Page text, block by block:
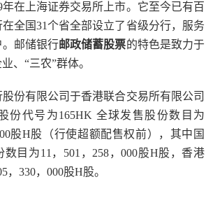
年在上海证券交易所上市。它至今已有百
全国31个省全部设立了省级分行，服务
邮储银行邮政储蓄股票的特色是致力于
、“三农”群体。
份有限公司于香港联合交易所有限公司
份代号为165HK 全球发售股份数目为
股H股（行使超额配售权前），其中国
数目为11，501，258，000股H股，香港
，330，000股H股。